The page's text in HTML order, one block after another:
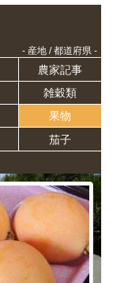
- 産地 / 都道府県 -
農家記事
雑穀類
果物
茄子